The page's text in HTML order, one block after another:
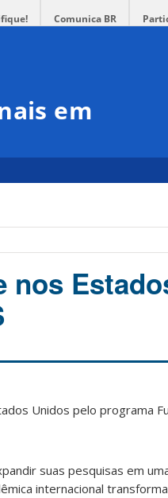
Comunica BR
em
nos
Unidos pelo programa
suas pesquisas em
internacional